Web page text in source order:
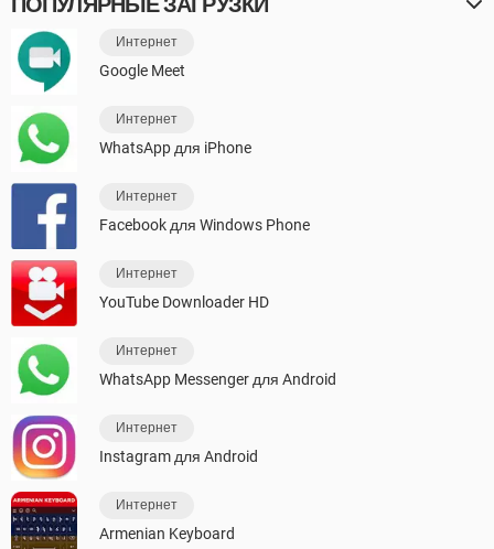
Интернет
Google Meet
Интернет
WhatsApp для iPhone
Интернет
Facebook для Windows Phone
Интернет
YouTube Downloader HD
Интернет
WhatsApp Messenger для Android
Интернет
Instagram для Android
Интернет
Armenian Keyboard